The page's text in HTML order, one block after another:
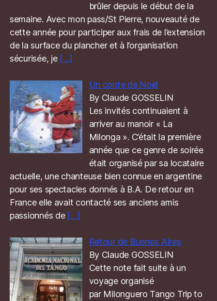
brûler depuis le début de la
semaine. Avec mon pass/St Pierre, nouveauté de
cette année pour participer aux frais de l’extension
de la surface du plancher et à l’organisation
sécurisée, je […]
Un conte de Noël
By Claude GOSSELIN
Les invités continuaient à
arriver au manoir « La
Milonga ». C’était la première
année que ce genre de soirée
était organisé par sa locataire
actuelle, une chanteuse bien connue en argentine
pour ses spectacles donnés à B.A. De retour en
France elle avait contacté ses anciens amis
passionnés de […]
Retour de Buenos Aires
By Claude GOSSELIN
Cette note fait suite à un
voyage organisé
par Milonguero Tango Trip to